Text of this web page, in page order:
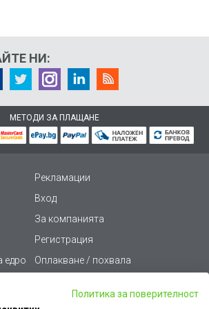
НИ:
МЕТОДИ ЗА ПЛАЩАНЕ
Рекламации
Вход
За компанията
Регистрация
едро
Оплакване / похвала
Политика за поверителност